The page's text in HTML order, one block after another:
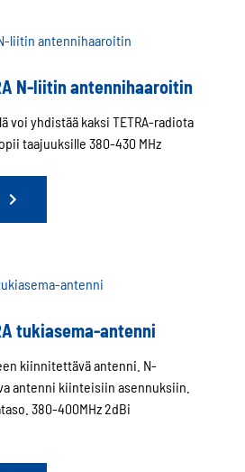
N-liitin antennihaaroitin
voi yhdistää kaksi TETRA-radiota
taajuuksille 380-430 MHz
tukiasema-antenni
kiinnitettävä antenni. N-
antenni kiinteisiin asennuksiin.
380-400MHz 2dBi